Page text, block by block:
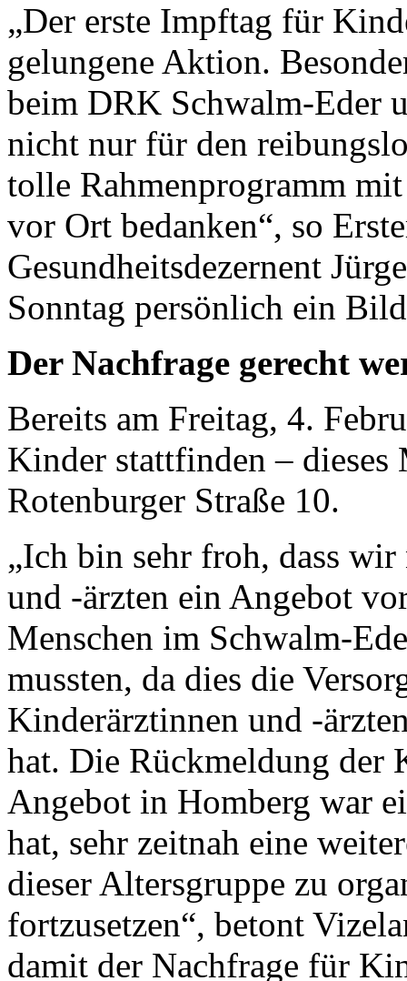
„Der erste Impftag für
gelungene Aktion.
beim DRK Schwalm-Eder
nicht nur für den
tolle Rahmenprogramm
vor Ort bedanken“, so
Gesundheitsdezernent
Sonntag persönlich ein
Der Nachfrage gerecht
Bereits am Freitag, 4.
Kinder stattfinden –
Rotenburger Straße 10.
„Ich bin sehr froh, dass
und -ärzten ein Angebot
Menschen im Schwalm-
mussten, da dies die
Kinderärztinnen und -
hat. Die Rückmeldung der
Angebot in Homberg war
hat, sehr zeitnah eine
dieser Altersgruppe zu
fortzusetzen“, betont
damit der Nachfrage für